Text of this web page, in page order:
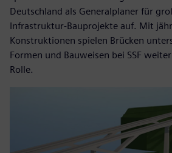
Deutschland als Generalplaner für
Infrastruktur-Bauprojekte auf. Mit
Konstruktionen spielen Brücken
Formen und Bauweisen bei SSF
Rolle.